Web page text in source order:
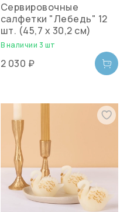
Сервировочные
салфетки "Лебедь" 12
шт. (45,7 x 30,2 см)
В наличии 3 шт
2 030 ₽